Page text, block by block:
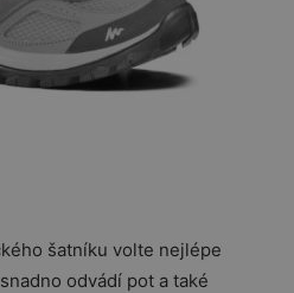
šatníku volte nejlépe
odvádí pot a také